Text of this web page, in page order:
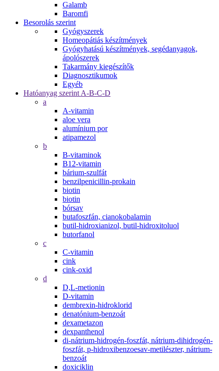
Galamb
Baromfi
Besorolás szerint
Gyógyszerek
Homeopátiás készítmények
Gyógyhatású készítmények, segédanyagok,
ápolószerek
Takarmány kiegészítők
Diagnosztikumok
Egyéb
Hatóanyag szerint A-B-C-D
a
A-vitamin
aloe vera
alumínium por
atipamezol
b
B-vitaminok
B12-vitamin
bárium-szulfát
benzilpenicillin-prokain
biotin
biotin
bórsav
butafoszfán, cianokobalamin
butil-hidroxianizol, butil-hidroxitoluol
butorfanol
c
C-vitamin
cink
cink-oxid
d
D,L-metionin
D-vitamin
dembrexin-hidroklorid
denatónium-benzoát
dexametazon
dexpanthenol
di-nátrium-hidrogén-foszfát, nátrium-dihidrogén-
foszfát, p-hidroxibenzoesav-metilészter, nátrium-
benzoát
doxiciklin